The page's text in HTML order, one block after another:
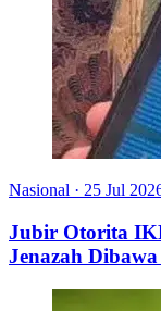
Nasional · 25 Jul
Jubir Otorita
Jenazah